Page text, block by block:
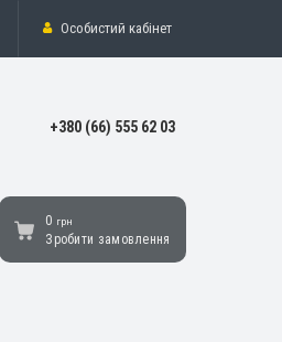
УкраїнськаОсобистий кабінет
+380 (66) 555 62 03
0 грн
Зробити замовлення